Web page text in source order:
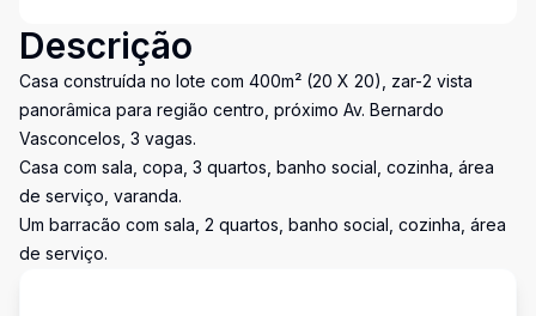
Descrição
Casa construída no lote com 400m² (20 X 20), zar-2 vista
panorâmica para região centro, próximo Av. Bernardo
Vasconcelos, 3 vagas.
Casa com sala, copa, 3 quartos, banho social, cozinha, área
de serviço, varanda.
Um barracão com sala, 2 quartos, banho social, cozinha, área
de serviço.